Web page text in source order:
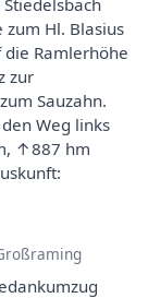
Hl. Blasius
die Ramlerhöhe
zur
Sauzahn.
Weg links
↑887 hm